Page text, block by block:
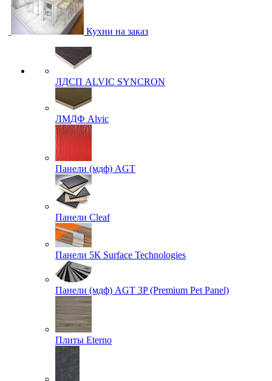
Кухни на заказ
ЛДСП ALVIC SYNCRON
ЛМДФ Alvic
Панели (мдф) AGT
Панели Cleaf
Панели 5К Surface Technologies
Панели (мдф) AGT 3P (Premium Pet Panel)
Плиты Eterno